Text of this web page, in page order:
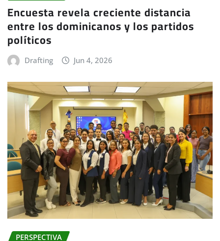
Encuesta revela creciente distancia
entre los dominicanos y los partidos
políticos
Drafting Jun 4, 2026
PERSPECTIVA